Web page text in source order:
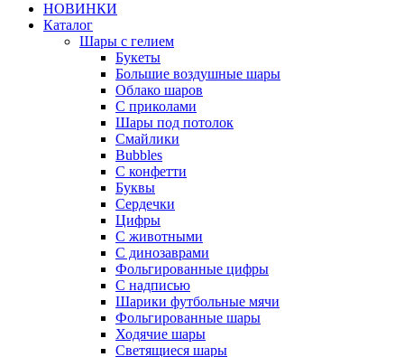
НОВИНКИ
Каталог
Шары с гелием
Букеты
Большие воздушные шары
Облако шаров
С приколами
Шары под потолок
Смайлики
Bubbles
С конфетти
Буквы
Сердечки
Цифры
С животными
С динозаврами
Фольгированные цифры
С надписью
Шарики футбольные мячи
Фольгированные шары
Ходячие шары
Светящиеся шары